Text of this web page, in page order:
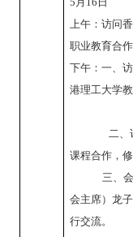
5 月 16 日
上午：访问
职业教育合作
下午：一、
港理工大学
二、
课程合作，
三、
会主席）龙
行交流。